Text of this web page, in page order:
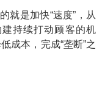
是加快“速度”，从
持续打动顾客的机
成本，完成“垄断”之